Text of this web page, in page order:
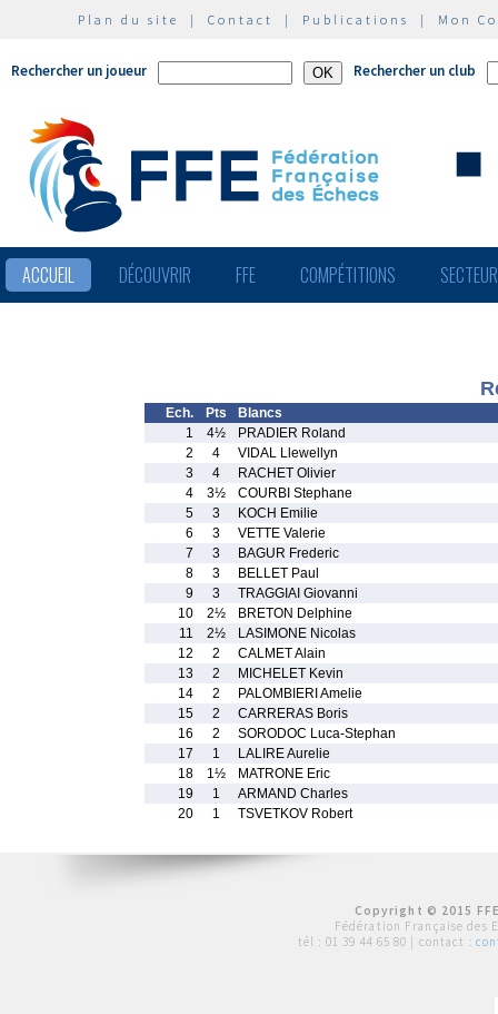
Plan du site | Contact | Publications | Mon
Rechercher un joueur Rechercher un club
ACCUEIL DÉCOUVRIR FFE COMPÉTITIONS
Ech. Pts
Blancs
1
4½
PRADIER Roland
2
4
VIDAL Llewellyn
3
4
RACHET Olivier
4
3½
COURBI Stephane
5
3
KOCH Emilie
6
3
VETTE Valerie
7
3
BAGUR Frederic
8
3
BELLET Paul
9
3
TRAGGIAI Giovanni
10
2½
BRETON Delphine
11
2½
LASIMONE Nicolas
12
2
CALMET Alain
13
2
MICHELET Kevin
14
2
PALOMBIERI Amelie
15
2
CARRERAS Boris
16
2
SORODOC Luca-Stephan
17
1
LALIRE Aurelie
18
1½
MATRONE Eric
19
1
ARMAND Charles
20
1 TSVETKOV Robert
Copyright © 2015
Fédération Française des
tél : 01 39 44 65 80 | contact :